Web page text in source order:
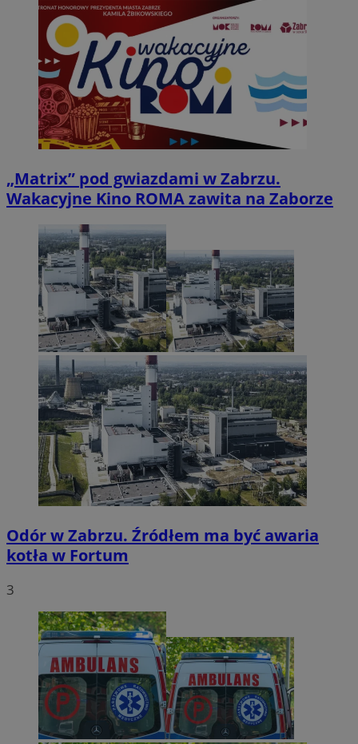
„Matrix” pod gwiazdami w Zabrzu.
Wakacyjne Kino ROMA zawita na Zaborze
Odór w Zabrzu. Źródłem ma być awaria
kotła w Fortum
3